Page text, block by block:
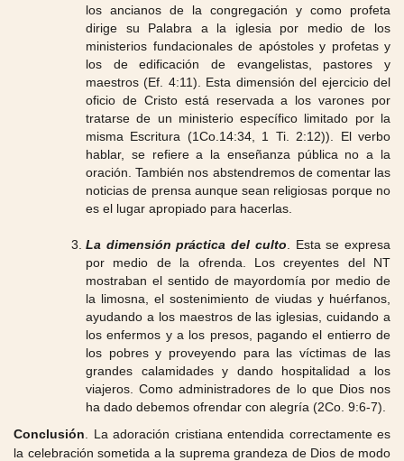
los ancianos de la congregación y como profeta
dirige su Palabra a la iglesia por medio de los
ministerios fundacionales de apóstoles y profetas y
los de edificación de evangelistas, pastores y
maestros (Ef. 4:11). Esta dimensión del ejercicio del
oficio de Cristo está reservada a los varones por
tratarse de un ministerio específico limitado por la
misma Escritura (1Co.14:34, 1 Ti. 2:12)). El verbo
hablar, se refiere a la enseñanza pública no a la
oración. También nos abstendremos de comentar las
noticias de prensa aunque sean religiosas porque no
es el lugar apropiado para hacerlas.
La dimensión práctica del culto . Esta se expresa
por medio de la ofrenda. Los creyentes del NT
mostraban el sentido de mayordomía por medio de
la limosna, el sostenimiento de viudas y huérfanos,
ayudando a los maestros de las iglesias, cuidando a
los enfermos y a los presos, pagando el entierro de
los pobres y proveyendo para las víctimas de las
grandes calamidades y dando hospitalidad a los
viajeros. Como administradores de lo que Dios nos
ha dado debemos ofrendar con alegría (2Co. 9:6-7).
Conclusión . La adoración cristiana entendida correctamente es
la celebración sometida a la suprema grandeza de Dios de modo